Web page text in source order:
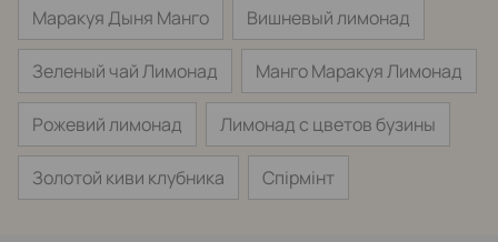
Маракуя Дыня Манго Вишневый лимонад
Зеленый чай Лимонад Манго Маракуя Лимонад
Рожевий лимонад Лимонад с цветов бузины
Золотой киви клубника Спірмінт